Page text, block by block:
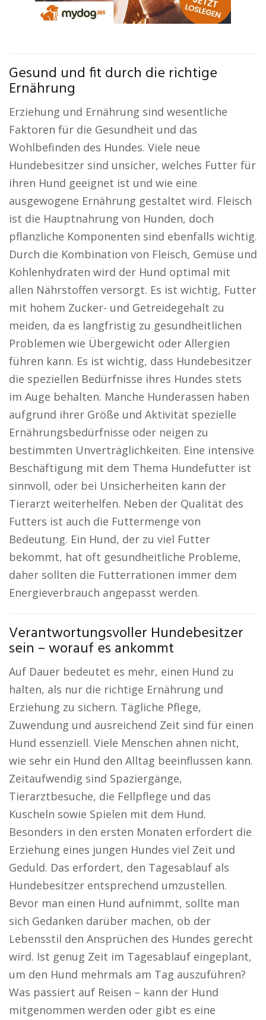
Gesund und fit durch die richtige
Ernährung
Erziehung und Ernährung sind wesentliche
Faktoren für die Gesundheit und das
Wohlbefinden des Hundes. Viele neue
Hundebesitzer sind unsicher, welches Futter für
ihren Hund geeignet ist und wie eine
ausgewogene Ernährung gestaltet wird. Fleisch
ist die Hauptnahrung von Hunden, doch
pflanzliche Komponenten sind ebenfalls wichtig.
Durch die Kombination von Fleisch, Gemüse und
Kohlenhydraten wird der Hund optimal mit
allen Nährstoffen versorgt. Es ist wichtig, Futter
mit hohem Zucker- und Getreidegehalt zu
meiden, da es langfristig zu gesundheitlichen
Problemen wie Übergewicht oder Allergien
führen kann. Es ist wichtig, dass Hundebesitzer
die speziellen Bedürfnisse ihres Hundes stets
im Auge behalten. Manche Hunderassen haben
aufgrund ihrer Größe und Aktivität spezielle
Ernährungsbedürfnisse oder neigen zu
bestimmten Unverträglichkeiten. Eine intensive
Beschäftigung mit dem Thema Hundefutter ist
sinnvoll, oder bei Unsicherheiten kann der
Tierarzt weiterhelfen. Neben der Qualität des
Futters ist auch die Futtermenge von
Bedeutung. Ein Hund, der zu viel Futter
bekommt, hat oft gesundheitliche Probleme,
daher sollten die Futterrationen immer dem
Energieverbrauch angepasst werden.
Verantwortungsvoller Hundebesitzer
sein – worauf es ankommt
Auf Dauer bedeutet es mehr, einen Hund zu
halten, als nur die richtige Ernährung und
Erziehung zu sichern. Tägliche Pflege,
Zuwendung und ausreichend Zeit sind für einen
Hund essenziell. Viele Menschen ahnen nicht,
wie sehr ein Hund den Alltag beeinflussen kann.
Zeitaufwendig sind Spaziergänge,
Tierarztbesuche, die Fellpflege und das
Kuscheln sowie Spielen mit dem Hund.
Besonders in den ersten Monaten erfordert die
Erziehung eines jungen Hundes viel Zeit und
Geduld. Das erfordert, den Tagesablauf als
Hundebesitzer entsprechend umzustellen.
Bevor man einen Hund aufnimmt, sollte man
sich Gedanken darüber machen, ob der
Lebensstil den Ansprüchen des Hundes gerecht
wird. Ist genug Zeit im Tagesablauf eingeplant,
um den Hund mehrmals am Tag auszuführen?
Was passiert auf Reisen – kann der Hund
mitgenommen werden oder gibt es eine